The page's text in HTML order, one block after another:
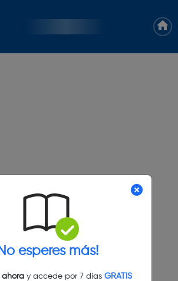
esperes más!
ahoray accede por 7 días GRATIS